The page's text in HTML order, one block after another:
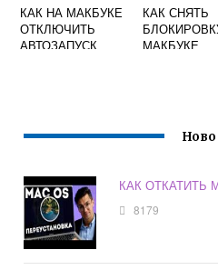
КАК НА МАКБУКЕ
ОТКЛЮЧИТЬ
АВТОЗАПУСК
КАК СНЯТЬ
МАКБУКЕ
КАК ОТКАТИТЬ
8179